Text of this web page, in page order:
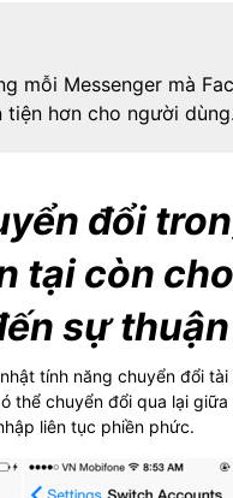
mỗi Messenger mà
tiện hơn cho người
đổi
tại còn
sự
tính năng chuyển đổi
thể chuyển đổi qua lại
liên tục phiền phức.